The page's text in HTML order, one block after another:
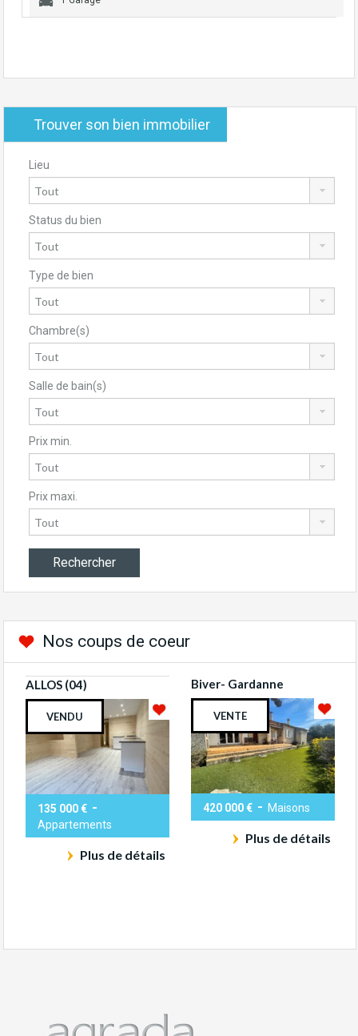
Trouver son bien immobilier
Lieu
Status du bien
Type de bien
Chambre(s)
Salle de bain(s)
Prix min.
Prix maxi.
Nos coups de coeur
ALLOS (04)
VENDU
135 000 € -
Appartements
Plus de détails
Biver- Gardanne
VENTE
420 000 € - Maisons
Plus de détails